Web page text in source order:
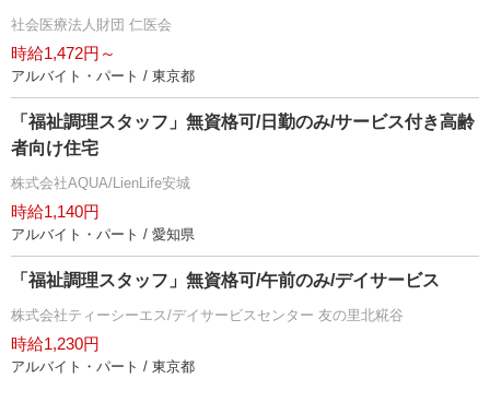
社会医療法人財団 仁医会
時給1,472円～
アルバイト・パート / 東京都
「福祉調理スタッフ」無資格可/日勤のみ/サービス付き高齢
者向け住宅
株式会社AQUA/LienLife安城
時給1,140円
アルバイト・パート / 愛知県
「福祉調理スタッフ」無資格可/午前のみ/デイサービス
株式会社ティーシーエス/デイサービスセンター 友の里北糀谷
時給1,230円
アルバイト・パート / 東京都